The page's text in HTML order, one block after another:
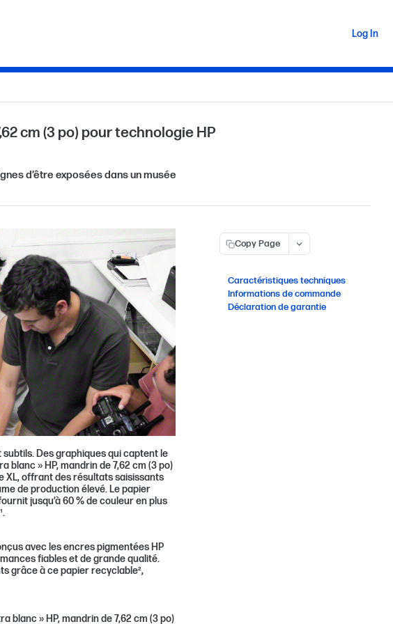
Log In
cm (3 po) pour technologie HP
d’être exposées dans un musée
Des graphiques qui captent le
blanc » HP, mandrin de 7,62 cm (3 po)
XL, offrant des résultats saisissants
de production élevé. Le papier
jusqu’à 60 % de couleur en plus
avec les encres pigmentées HP
fiables et de grande qualité.
grâce à ce papier recyclable²,
blanc » HP, mandrin de 7,62 cm (3 po)
Copy Page
Caractéristiques techniques
Informations de commande
Déclaration de garantie